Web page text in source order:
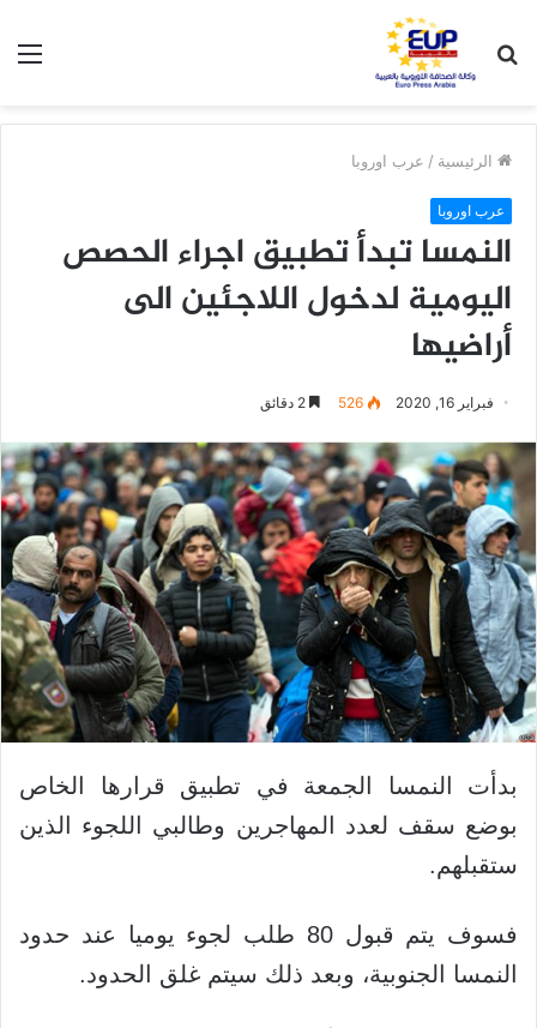
عن
الرئيسية / عرب اوروبا
عرب اوروبا
النمسا تبدأ تطبيق اجراء الحصص
اليومية لدخول اللاجئين الى
أراضيها
فبراير 16, 2020 526
بدأت النمسا الجمعة في تطبيق قرارها الخاص
بوضع سقف لعدد المهاجرين وطالبي اللجوء الذين
ستقبلهم.
فسوف يتم قبول 80 طلب لجوء يوميا عند حدود
النمسا الجنوبية، وبعد ذلك سيتم غلق الحدود.